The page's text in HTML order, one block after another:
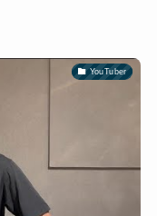
YouTuber